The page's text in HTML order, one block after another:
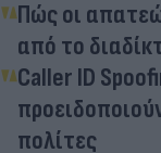
Πώς οι
από το
Caller ID
πολίτες